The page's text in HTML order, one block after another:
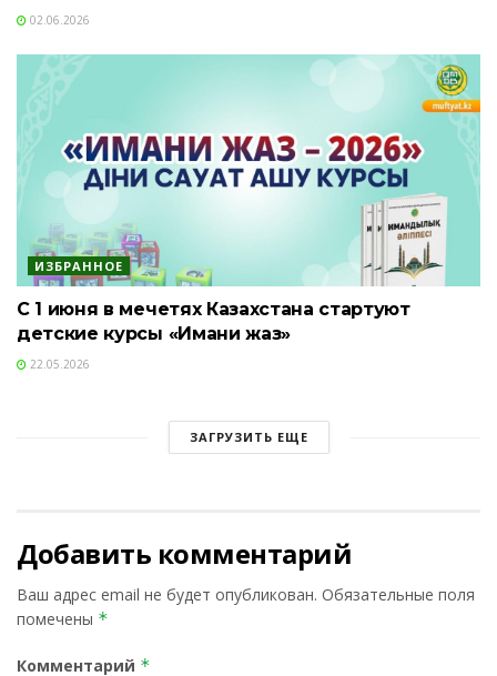
02.06.2026
ИЗБРАННОЕ
С 1 июня в мечетях Казахстана стартуют
детские курсы «Имани жаз»
22.05.2026
ЗАГРУЗИТЬ ЕЩЕ
Добавить комментарий
Ваш адрес email не будет опубликован. Обязательные поля
помечены *
Комментарий *